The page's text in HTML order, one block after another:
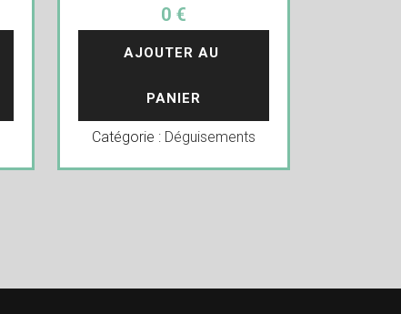
0 €
AJOUTER AU
PANIER
Catégorie : Déguisements